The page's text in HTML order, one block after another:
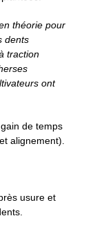
théorie pour
dents
traction
ont
de temps
alignement).
usure et